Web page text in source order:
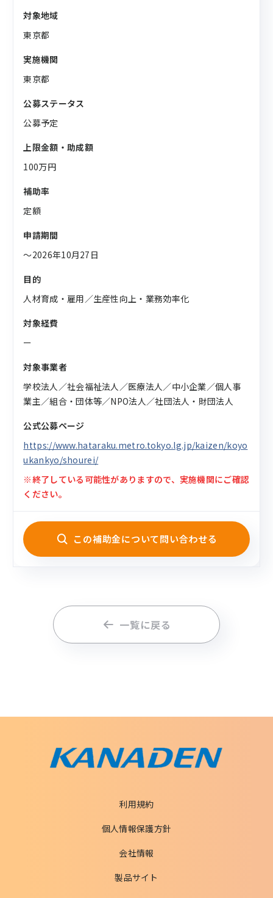
対象地域
東京都
実施機関
東京都
公募ステータス
公募予定
上限金額・助成額
100万円
補助率
定額
申請期間
〜2026年10月27日
目的
人材育成・雇用／生産性向上・業務効率化
対象経費
ー
対象事業者
学校法人／社会福祉法人／医療法人／中小企業／個人事
業主／組合・団体等／NPO法人／社団法人・財団法人
公式公募ページ
https://www.hataraku.metro.tokyo.lg.jp/kaizen/koyo
ukankyo/shourei/
※終了している可能性がありますので、実施機関にご確認
ください。
この補助金について問い合わせる
一覧に戻る
利用規約
個人情報保護方針
会社情報
製品サイト